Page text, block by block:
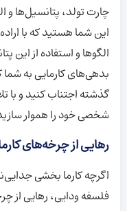
چارت تولد، پتانسیل‌ها و
این شما هستید که با
الگوها و استفاده از این
بدهی‌های کارمایی به شما
گذشته اجتناب کنید و با
شخصی خود را هموار
رهایی از چرخه‌های
اگرچه کارما بخشی
فلسفه ودایی، رهایی از